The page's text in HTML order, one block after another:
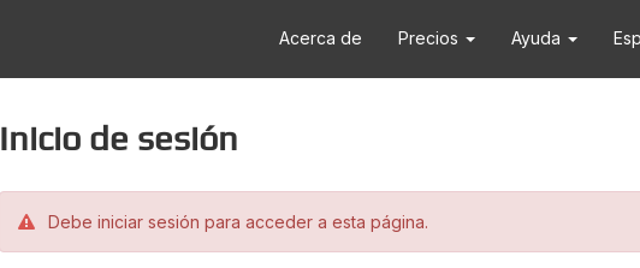
Acerca de Precios Ayuda
Inicio de sesión
Debe iniciar sesión para acceder a esta página.